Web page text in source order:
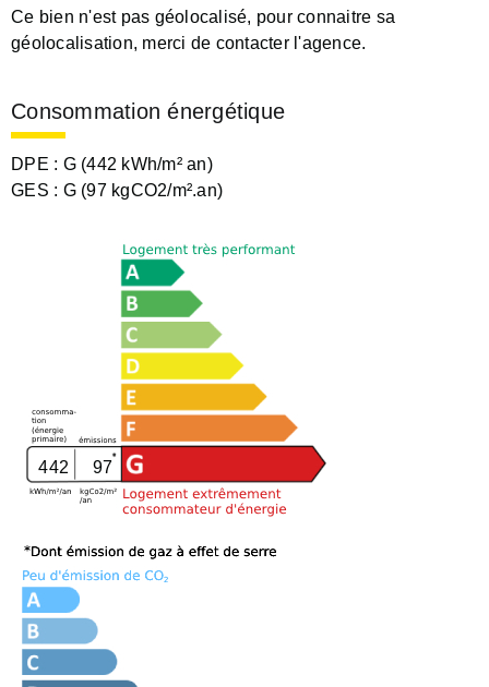
Ce bien n'est pas géolocalisé, pour connaitre sa
géolocalisation, merci de contacter l'agence.
Consommation énergétique
DPE : G (442 kWh/m² an)
GES : G (97 kgCO2/m².an)
442 97